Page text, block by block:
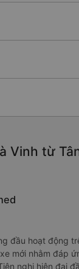
Vinh từ
đầu hoạt động
mới nhằm đáp
nghi hiện đại